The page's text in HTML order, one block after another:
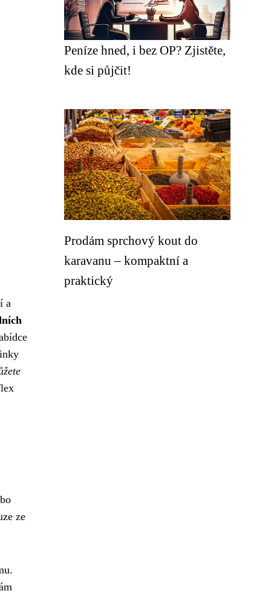
a
ze
Peníze hned, i bez OP? Zjistěte,
kde si půjčit!
Prodám sprchový kout do
karavanu – kompaktní a
praktický